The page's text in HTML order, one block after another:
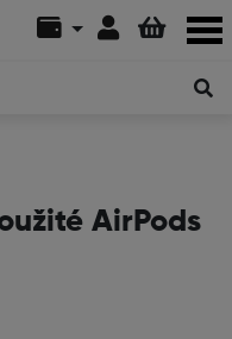
AirPods